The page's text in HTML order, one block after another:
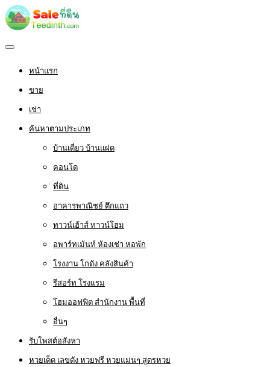
หน้าแรก
ขาย
เช่า
ค้นหาตามประเภท
บ้านเดี่ยว บ้านแฝด
คอนโด
ที่ดิน
อาคารพาณิชย์ ตึกแถว
ทาวน์เฮ้าส์ ทาวน์โฮม
อพาร์ทเม้นท์ ห้องเช่า หอพัก
โรงงาน โกดัง คลังสินค้า
รีสอร์ท โรงแรม
โฮมออฟฟิต สำนักงาน พื้นที่
อื่นๆ
รับโพสต์อสังหา
หวยเด็ด เลขดัง หวยฟรี หวยแม่นๆ สูตรหวย